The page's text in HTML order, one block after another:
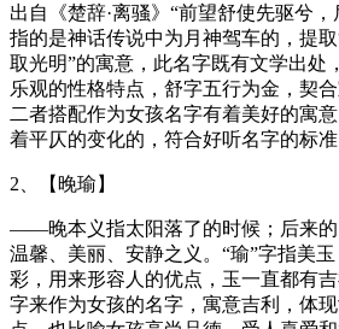
出自《楚辞·离骚》“前望舒使先驱兮
指的是神话传说中为月神驾车的，提
取光明”的寓意，此名字既有文学出处
乐观的性格特点，舒字五行为金，契
二者搭配作为女孩名字有着美好的寓
着平仄的变化的，符合好听名字的标准
2、【晚瑜】
——晚本义指太阳落了的时候；后来
温馨、美丽、安静之义。“瑜”字指美
彩，用来形容人的优点，玉一直都有
字来作为女孩的名字，寓意吉利，体